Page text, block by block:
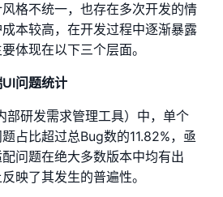
格不统一，也存在多次开发的情
本较高，在开发过程中逐渐暴露
体现在以下三个层面。
问题统计
部研发需求管理工具）中，单个
占比超过总Bug数的11.82%，亟
问题在绝大多数版本中均有出
映了其发生的普遍性。